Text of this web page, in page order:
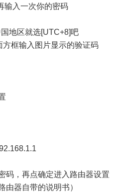
输入一次你的密码
区就选[UTC+8]吧
框输入图片显示的验证码
码，再点确定进入路由器设置
由器自带的说明书）